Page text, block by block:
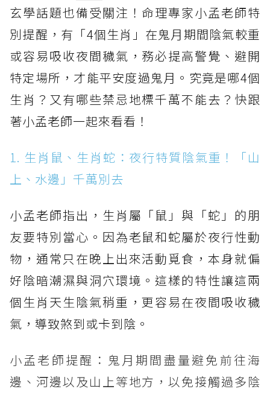
玄學話題也備受關注！命理專家小孟老師特
別提醒，有「4個生肖」在鬼月期間陰氣較重
或容易吸收夜間穢氣，務必提高警覺、避開
特定場所，才能平安度過鬼月。究竟是哪4個
生肖？又有哪些禁忌地標千萬不能去？快跟
著小孟老師一起來看看！
1. 生肖鼠、生肖蛇：夜行特質陰氣重！「山
上、水邊」千萬別去
小孟老師指出，生肖屬「鼠」與「蛇」的朋
友要特別當心。因為老鼠和蛇屬於夜行性動
物，通常只在晚上出來活動覓食，本身就偏
好陰暗潮濕與洞穴環境。這樣的特性讓這兩
個生肖天生陰氣稍重，更容易在夜間吸收穢
氣，導致煞到或卡到陰。
小孟老師提醒：鬼月期間盡量避免前往海
邊、河邊以及山上等地方，以免接觸過多陰